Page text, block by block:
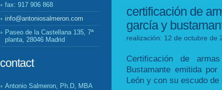
fax: 917 906 868
info@antoniosalmeron.com
Paseo de la Castellana 135, 7ª
planta, 28046 Madrid
contact
Antonio Salmeron, Ph.D, MBA
certificación de
garcía y
realización: 12 de octubre de
Certificación de
Bustamante emitida
León y con su escudo